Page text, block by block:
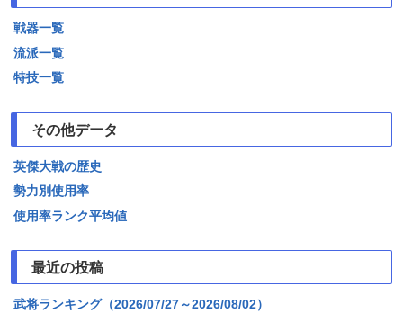
戦器一覧
流派一覧
特技一覧
その他データ
英傑大戦の歴史
勢力別使用率
使用率ランク平均値
最近の投稿
武将ランキング（2026/07/27～2026/08/02）